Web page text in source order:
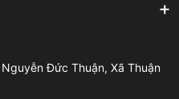
Đức Thuận, Xã Thuận